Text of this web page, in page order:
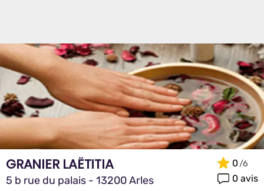
GRANIER LAËTITIA
5 b rue du palais - 13200 Arles
0
0 avis